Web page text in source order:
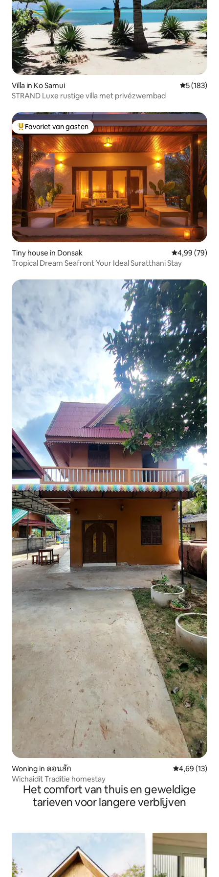
Villa in Ko Samui
5 (183)
STRAND Luxe rustige villa met privézwembad
Topfavoriet van gasten
Favoriet van gasten
Tiny house in Donsak Gemiddelde
4,99 (79)
Tropical Dream Seafront Your Ideal Suratthani Stay
Woning in ดอนสัก Gemiddelde
4,69 (13)
Wichaidit Traditie homestay
Het comfort van thuis en geweldige
tarieven voor langere verblijven